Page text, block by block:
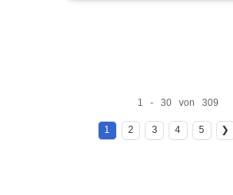
1 - 30 von 309
1 2 3 4 5 ❯